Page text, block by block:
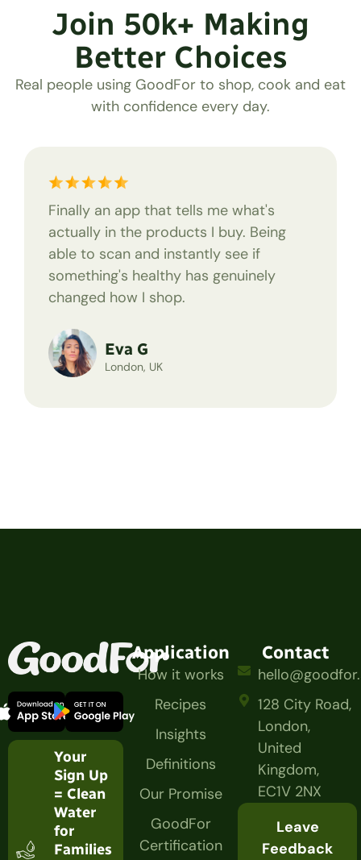
Join 50k+ Making
Better Choices
Real people using GoodFor to shop, cook and eat
with confidence every day.
Finally an app that tells me what's
actually in the products I buy. Being
able to scan and instantly see if
something's healthy has genuinely
changed how I shop.
Eva G
London, UK
Your
Sign Up
= Clean
Water
for
Families
Application
How it works
Recipes
Insights
Definitions
Our Promise
GoodFor
Certification
Contact
128 City Road,
London,
United
Kingdom,
EC1V 2NX
Leave
Feedback